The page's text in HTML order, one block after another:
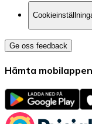
Ge oss feedback
Hämta mobilappen